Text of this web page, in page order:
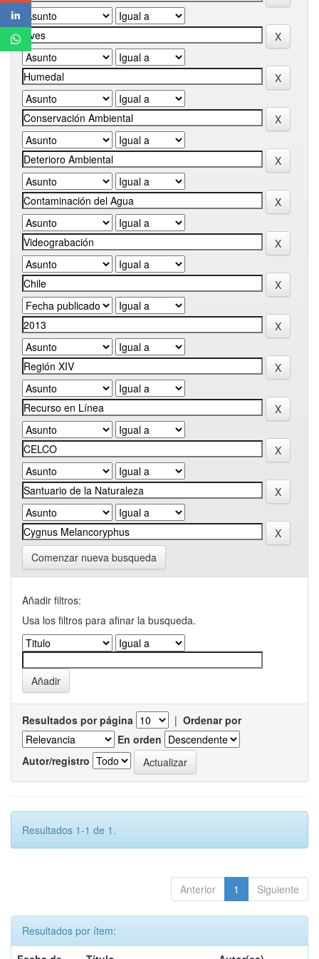
Comenzar nueva busqueda
Añadir filtros:
Usa los filtros para afinar la busqueda.
Resultados por página | Ordenar por
En orden
Autor/registro
Resultados 1-1 de 1.
Anterior 1 Siguiente
Resultados por ítem: